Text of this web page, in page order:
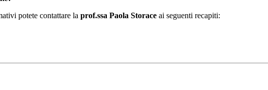
potete contattare la prof.ssa Paola Storace ai seguenti recapiti: